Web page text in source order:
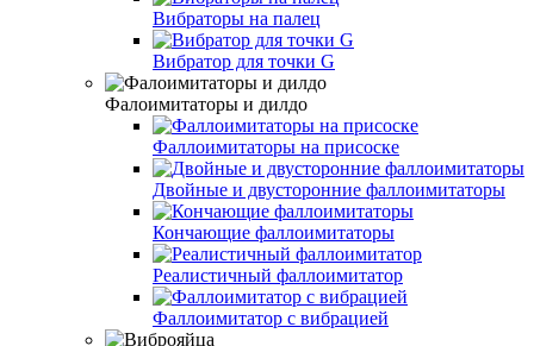
Вибраторы на палец
Вибратор для точки G
Фалоимитаторы и дилдо
Фаллоимитаторы на присоске
Двойные и двусторонние фаллоимитаторы
Кончающие фаллоимитаторы
Реалистичный фаллоимитатор
Фаллоимитатор с вибрацией